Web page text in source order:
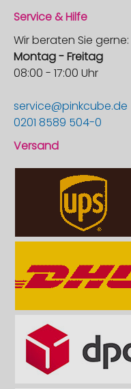
Service & Hilfe
Wir beraten Sie gerne:
Montag - Freitag
08:00 - 17:00 Uhr
service@pinkcube.de
0201 8589 504-0
Versand